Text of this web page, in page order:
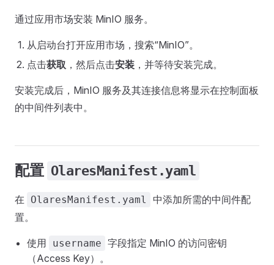
通过应用市场安装 MinIO 服务。
从启动台打开应用市场，搜索“MinIO”。
点击获取 ，然后点击安装 ，并等待安装完成。
安装完成后，MinIO 服务及其连接信息将显示在控制面板
的中间件列表中。
配置 OlaresManifest.yaml
在 OlaresManifest.yaml
中添加所需的中间件配
置。
使用 username 字段指定 MinIO 的访问密钥
（Access Key）。